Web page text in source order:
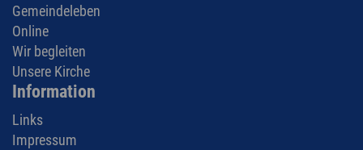
Gemeindeleben
Online
Wir begleiten
Unsere Kirche
Information
Links
Impressum